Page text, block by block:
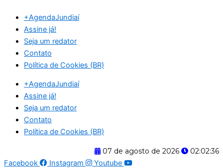
para
conteúdo
+AgendaJundiaí
Assine já!
Seja um redator
Contato
Política de Cookies (BR)
+AgendaJundiaí
Assine já!
Seja um redator
Contato
Política de Cookies (BR)
07 de agosto de 2026
02:02:37
Facebook
Instagram Youtube